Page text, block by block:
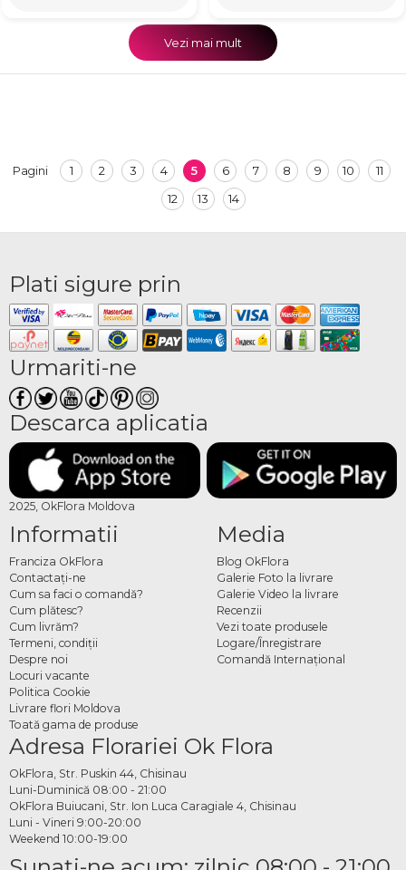
Vezi mai mult
Pagini 1 2 3 4 5 6 7 8 9 10
11
12
13 14
Plati sigure prin
Urmariti-ne
Descarca aplicatia
2025, OkFlora Moldova
Informatii
Franciza OkFlora
Contactaţi-ne
Cum sa faci o comandă?
Cum plătesc?
Cum livrăm?
Termeni, condiţii
Despre noi
Locuri vacante
Politica Cookie
Livrare flori Moldova
Toată gama de produse
Media
Blog OkFlora
Galerie Foto la livrare
Galerie Video la livrare
Recenzii
Vezi toate produsele
Logare/Înregistrare
Comandă Internațional
Adresa Florariei Ok Flora
OkFlora, Str. Puskin 44, Chisinau
Luni-Duminică 08:00 - 21:00
OkFlora Buiucani, Str. Ion Luca Caragiale 4, Chisinau
Luni - Vineri 9:00-20:00
Weekend 10:00-19:00